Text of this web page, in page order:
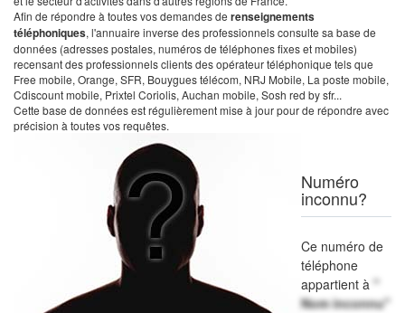
Afin de répondre à toutes vos demandes de renseignements
téléphoniques, l'annuaire inverse des professionnels consulte sa base de
données (adresses postales, numéros de téléphones fixes et mobiles)
recensant des professionnels clients des opérateur téléphonique tels que
Free mobile, Orange, SFR, Bouygues télécom, NRJ Mobile, La poste mobile,
Cdiscount mobile, Prixtel Coriolis, Auchan mobile, Sosh red by sfr...
Cette base de données est régulièrement mise à jour pour de répondre avec
précision à toutes vos requêtes.
Numéro
inconnu?
Ce numéro de
téléphone
appartient à "
Nom inconnu"